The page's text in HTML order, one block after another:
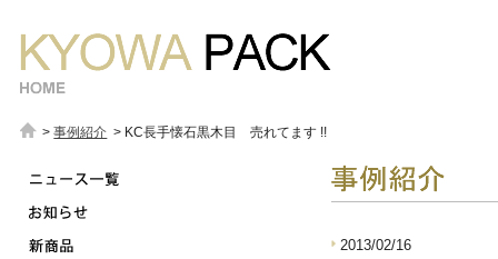
>事例紹介 > KC長手懐石黒木目 売れてます !!
2013/02/16
サブメニュー